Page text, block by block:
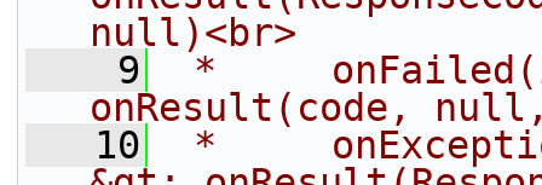
null)<br>
    9
*
onResult(code,
   10
*